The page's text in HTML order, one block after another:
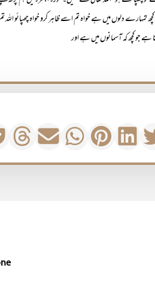
کچھ تمہارے دلوں میں ہے خواہ تم اسے ظاہر کرو خواہ چھپائو اللہ
ہے جو کچھ کہ آسمانوں میں ہے اور